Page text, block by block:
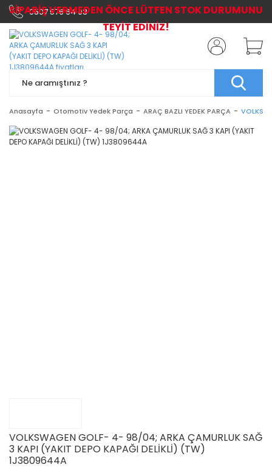
0507 576 64 03
Anasayfa Otomotiv Yedek Parça ARAÇ BAZLI YEDEK PARÇA
VOLKSWAGEN GOLF- 4- 98/04; ARKA ÇAMURLUK SAĞ
3 KAPI (YAKIT DEPO KAPAĞI DELİKLİ) (TW)
1J3809644A
SİPARİŞ VERMEDEN ÖNCE LÜTFEN STOK DURUMUNU
TEYİT EDİNİZ!